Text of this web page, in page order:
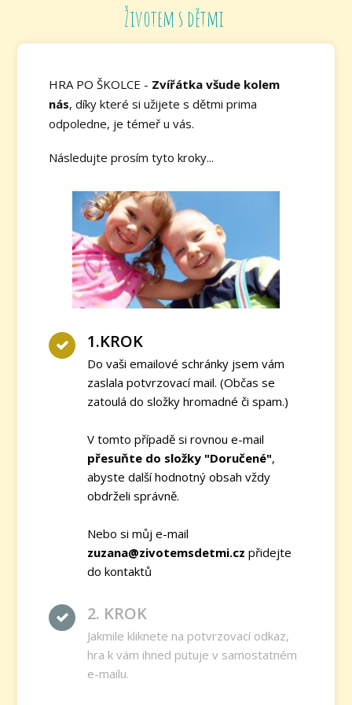
Životem s dětmi
HRA PO ŠKOLCE - Zvířátka všude kolem
nás, díky které si užijete s dětmi prima
odpoledne, je témeř u vás.
Následujte prosím tyto kroky...
1.KROK
Do vaši emailové schránky jsem vám
zaslala potvrzovací mail. (Občas se
zatoulá do složky hromadné či spam.)
V tomto případě si rovnou e-mail
přesuňte do složky "Doručené",
abyste další hodnotný obsah vždy
obdrželi správně.
Nebo si můj e-mail
zuzana@zivotemsdetmi.czpřidejte
do kontaktů
2. KROK
Jakmile kliknete na potvrzovací odkaz,
hra k vám ihned putuje v samostatném
e-mailu.